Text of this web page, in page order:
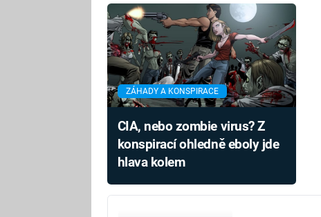
ZÁHADY A KONSPIRACE
CIA, nebo zombie virus? Z
konspirací ohledně eboly jde
hlava kolem